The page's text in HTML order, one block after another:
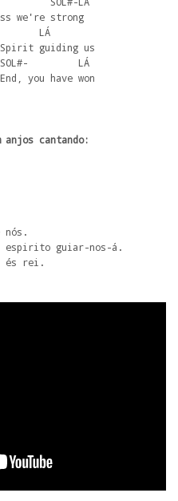
we're strong
LÁ
guiding us
LÁ
you have won
anjos cantando:
nós.
espirito guiar-nos-á.
és rei.